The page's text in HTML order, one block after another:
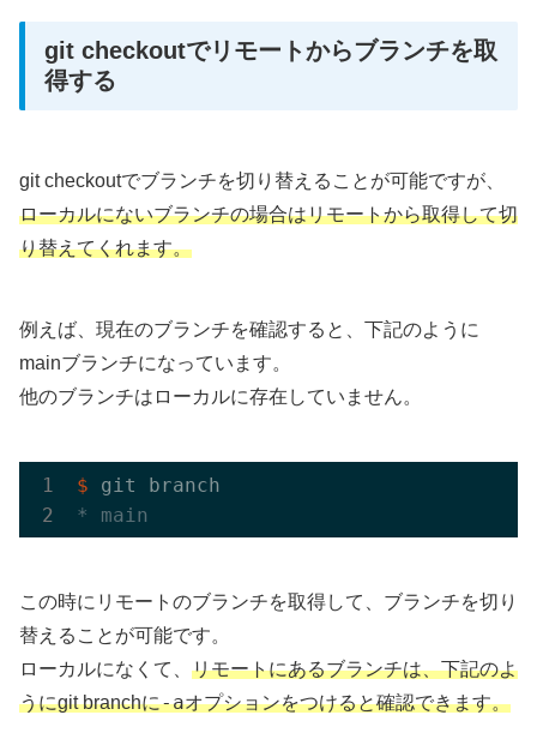
git checkoutでリモートからブランチを取
得する
git checkoutでブランチを切り替えることが可能ですが、
ローカルにないブランチの場合はリモートから取得して切
り替えてくれます。
例えば、現在のブランチを確認すると、下記のように
mainブランチになっています。
他のブランチはローカルに存在していません。
$
* main
この時にリモートのブランチを取得して、ブランチを切り
替えることが可能です。
ローカルになくて、 リモートにあるブランチは、下記のよ
うにgit branchに-aオプションをつけると確認できます。